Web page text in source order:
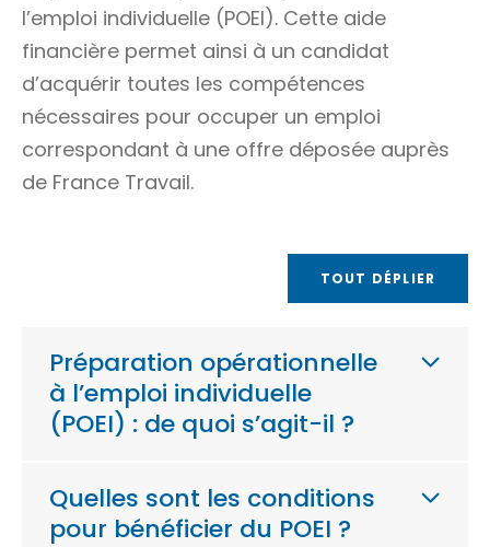
l’emploi individuelle (POEI). Cette aide
financière permet ainsi à un candidat
d’acquérir toutes les compétences
nécessaires pour occuper un emploi
correspondant à une offre déposée auprès
de France Travail.
TOUT DÉPLIER
Préparation opérationnelle
à l’emploi individuelle
(POEI) : de quoi s’agit-il ?
Quelles sont les conditions
pour bénéficier du POEI ?